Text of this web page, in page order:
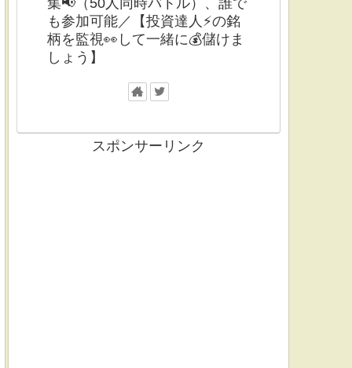
も参加可能／【投資達人⚡️の銘
柄を監視👀して一緒に💰儲けま
しょう】
スポンサーリンク